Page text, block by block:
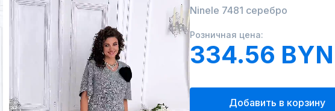
Ninele 7481 серебро
Розничная цена:
334.56 BYN
Добавить в корзину